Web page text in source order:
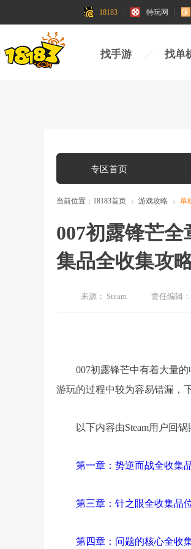
18183 特玩网
找手游 找单
专区首页
当前位置： 18183首页 游戏攻略 单
007初露锋芒
集品全收集攻
来源： Steam 责任编辑：
007初露锋芒中有着大量
游玩的过程中较为容易错漏，
以下内容由Steam用户回锅
第一章：势逆而战全收集
第三章：针之眼全收集品
第四章：问题的核心全收